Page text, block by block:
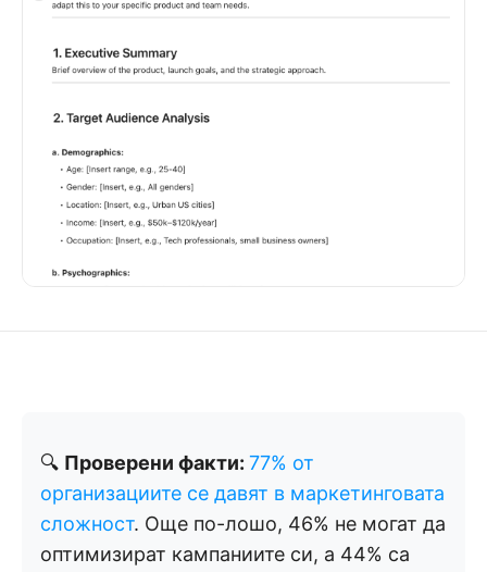
🔍 Проверени факти: 77% от
организациите се давят в маркетинговата
сложност. Още по-лошо, 46% не могат да
оптимизират кампаниите си, а 44% са